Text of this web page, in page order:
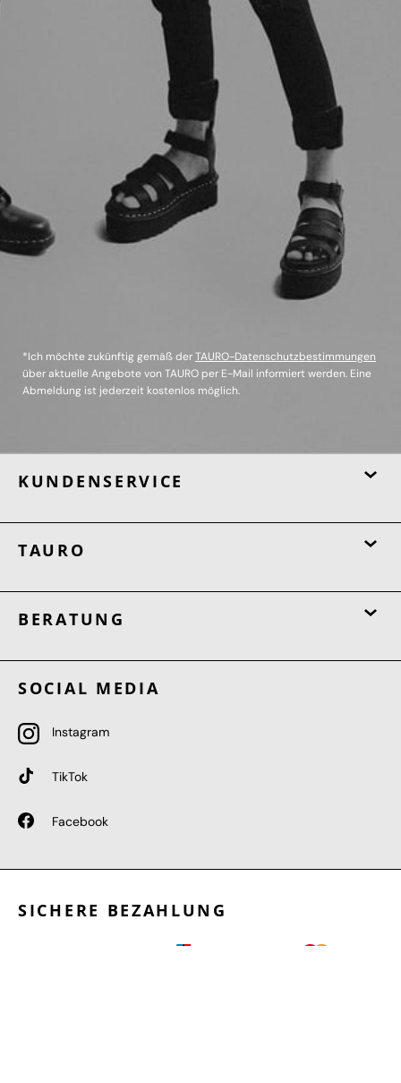
*Ich möchte zukünftig gemäß derTAURO-Datenschutzbestimmungen
über aktuelle Angebote von TAURO per E-Mail informiert werden. Eine
Abmeldung ist jederzeit kostenlos möglich.
KUNDENSERVICE
TAURO
BERATUNG
SOCIAL MEDIA
Instagram
TikTok
Facebook
SICHERE BEZAHLUNG